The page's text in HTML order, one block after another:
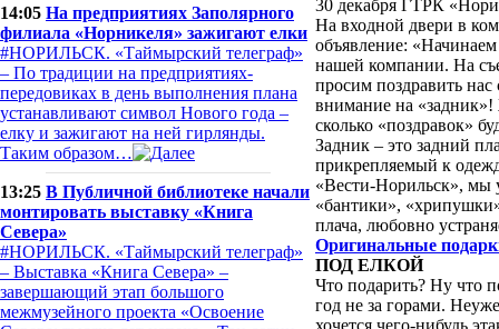
14:05 На предприятиях Заполярного
филиала «Норникеля» зажигают елки
#НОРИЛЬСК. «Таймырский телеграф»
– По традиции на предприятиях-
передовиках в день выполнения плана
устанавливают символ Нового года –
елку и зажигают на ней гирлянды.
Таким образом…
13:25 В Публичной библиотеке начали
монтировать выставку «Книга
Севера»
#НОРИЛЬСК. «Таймырский телеграф»
– Выставка «Книга Севера» –
завершающий этап большого
межмузейного проекта «Освоение
30 декабря ГТРК
На входной двери в
объявление:
нашей компании. На
просим поздравить
внимание на «задник»!
сколько «поздравок»
Задник – это задний
прикрепляемый к
«Вести-Норильск», мы
«бантики»,
плача, любовно
Оригинальные
ПОД ЕЛКОЙ
Что подарить? Ну что
год не за горами.
хочется чего-нибудь